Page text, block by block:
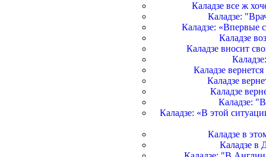
Каладзе все ж
Каладзе:
Каладзе: «Впервые
Каладзе
Каладзе вносит
Каладзе
Каладзе
Каладзе
Каладзе:
Каладзе: «В этой
Каладзе в
Каладзе в